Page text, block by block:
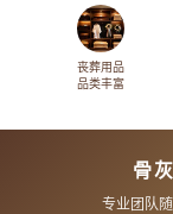
丧葬用品
品类丰富
骨
专业团队